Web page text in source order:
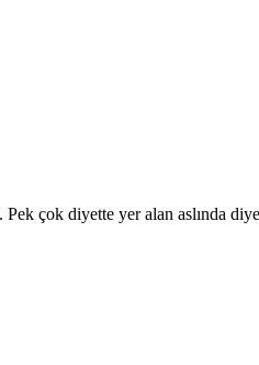
çok diyette yer alan aslında